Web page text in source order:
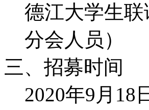
德江大学生
分会人员）
三、招募时间
2020年9月18